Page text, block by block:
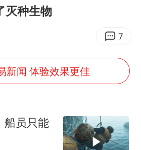
“立秋的第一杯奶茶”又爆单了
国防部：坚决反制任何闹海挑衅图谋
台湾海峡南口北上船舶实施交通管制
福建泉州市委书记张毅恭被查
山东潍坊发布大风黄色预警
灭种生物
7
新闻 体验效果更佳
船员只能